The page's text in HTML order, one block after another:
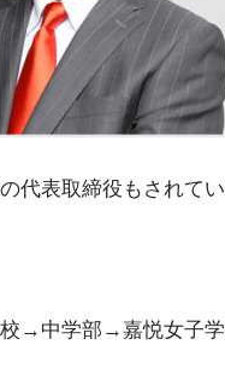
代表取締役もされて
→中学部→嘉悦女子